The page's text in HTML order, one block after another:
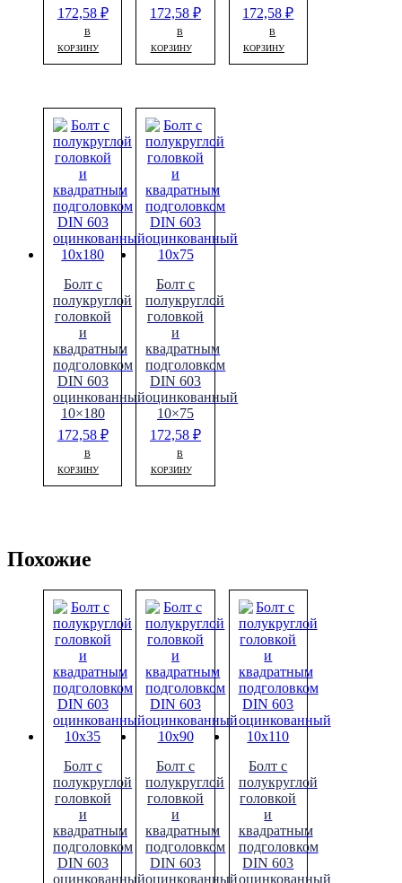
172,58 ₽
В
КОРЗИНУ
172,58₽
В
КОРЗИНУ
172,58₽
В
КОРЗИНУ
Болт с
полукруглой
головкой
и
квадратным
подголовком
DIN 603
оцинкованный
10×180
172,58 ₽
В
КОРЗИНУ
Болт с
полукруглой
головкой
и
квадратным
подголовком
DIN 603
оцинкованный
10×75
172,58₽
В
КОРЗИНУ
Похожие
Болт с
полукруглой
головкой
и
квадратным
подголовком
DIN 603
оцинкованный
Болт с
полукруглой
головкой
и
квадратным
подголовком
DIN 603
оцинкованный
Болт с
полукруглой
головкой
и
квадратным
подголовком
DIN 603
оцинкованный